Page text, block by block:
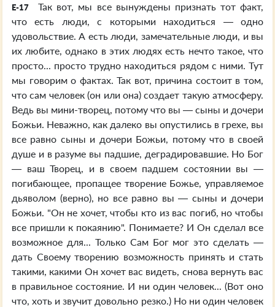
E-17
Так вот, мы все вынуждены признать тот факт,
что есть люди, с которыми находиться — одно
удовольствие. А есть люди, замечательные люди, и вы
их любите, однако в этих людях есть нечто такое, что
просто... просто трудно находиться рядом с ними. Тут
мы говорим о фактах. Так вот, причина состоит в том,
что сам человек (он или она) создает такую атмосферу.
Ведь вы мини-творец, потому что вы — сыны и дочери
Божьи. Неважно, как далеко вы опустились в грехе, вы
все равно сыны и дочери Божьи, потому что в своей
душе и в разуме вы падшие, деградировавшие. Но Бог
— ваш Творец, и в своем падшем состоянии вы —
погибающее, пропащее творение Божье, управляемое
дьяволом (верно), но все равно вы — сыны и дочери
Божьи. "Он не хочет, чтобы кто из вас погиб, но чтобы
все пришли к покаянию". Понимаете? И Он сделал все
возможное для... Только Сам Бог мог это сделать —
дать Своему творению возможность принять и стать
такими, какими Он хочет вас видеть, снова вернуть вас
в правильное состояние. И ни один человек... (Вот оно
что, хоть и звучит довольно резко.) Но ни один человек